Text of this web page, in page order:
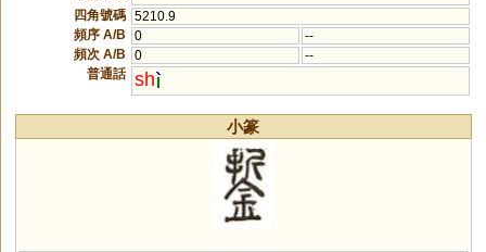
四角號碼 5210.9
頻序 A/B
0
--
頻次 A/B
0
--
普通話 sh
小篆